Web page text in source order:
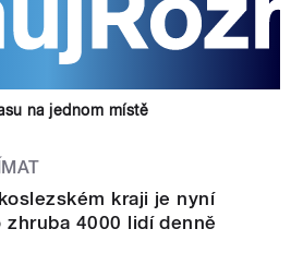
na jednom místě
kraji je nyní
zhruba 4000 lidí denně